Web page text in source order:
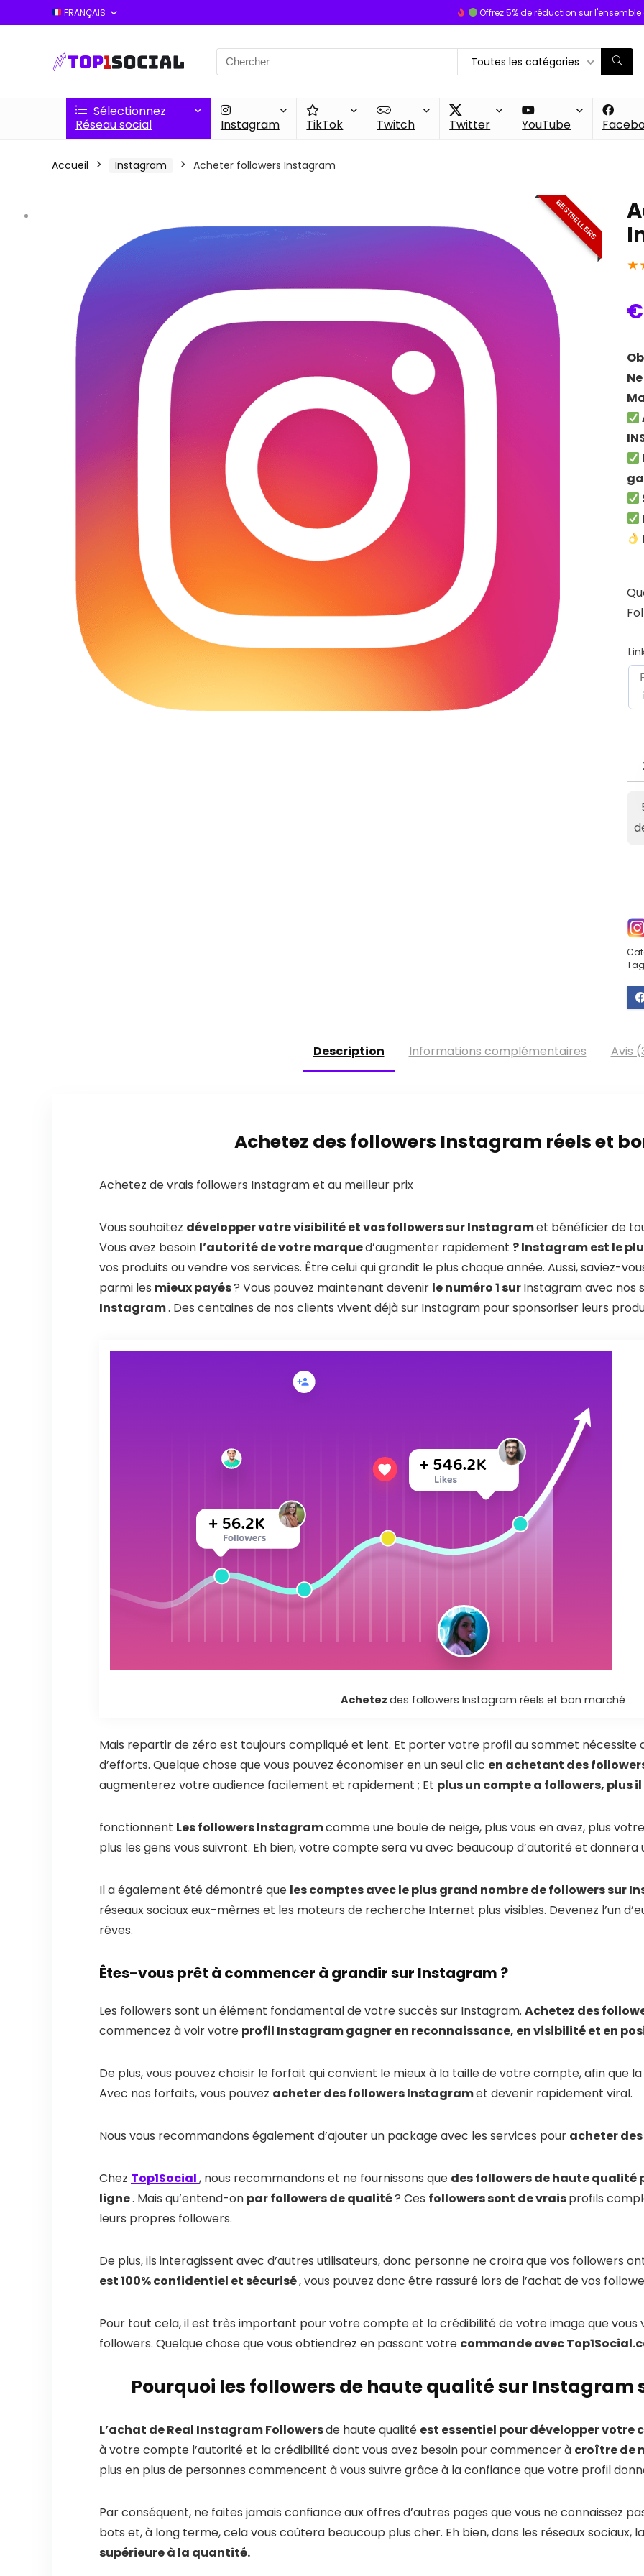
FRANÇAIS Offrez 5% de réduction sur
Search
for:
Toutes les catégories
Sélectionnez
Réseau social
Instagram TikTok Twitch Twitter YouTube
Accueil Instagram Acheter followers Instagram
BESTSELLERS
★
€
Description Informations complémentaires Avis
Achetez des followers Instagram réels et
Achetez de vrais followers Instagram et au meilleur prix
Vous souhaitez développer votre visibilité et vos followers sur Instagramet bénéficier de
Vous avez besoin l’autorité de votre marqued’augmenter rapidement ? Instagram est le
vos produits ou vendre vos services. Être celui qui grandit le plus chaque année. Aussi, saviez-
parmi les mieux payés? Vous pouvez maintenant devenir le numéro 1 surInstagramavec nos
Instagram. Des centaines de nos clients vivent déjà sur Instagram pour sponsoriser leurs
Achetez des followers Instagram réels et bon marché
Mais repartir de zéro est toujours compliqué et lent. Et porter votre profil au sommet nécessite
d’efforts. Quelque chose que vous pouvez économiser en un seul clic en achetant des
augmenterez votre audience facilement et rapidement ; Et plus un compte a followers, plus
fonctionnent Les followers Instagramcomme une boule de neige, plus vous en avez, plus
plus les gens vous suivront. Eh bien, votre compte sera vu avec beaucoup d’autorité et
Il a également été démontré que les comptes avec le plus grand nombre de followers sur
réseaux sociaux eux-mêmes et les moteurs de recherche Internet plus visibles. Devenez l’un
rêves.
Êtes-vous prêt à commencer à grandir sur Instagram ?
Les followers sont un élément fondamental de votre succès sur Instagram. Achetez des
commencez à voir votre profil Instagram gagner en reconnaissance, en visibilité et en
De plus, vous pouvez choisir le forfait qui convient le mieux à la taille de votre compte, afin que
Avec nos forfaits, vous pouvez acheter des followers Instagramet devenir rapidement viral.
Nous vous recommandons également d’ajouter un package avec les services pour acheter
Chez Top1Social, nous recommandons et ne fournissons que des followers de haute qualité
ligne. Mais qu’entend-on par followers de qualité? Ces followers sont de vraisprofils
leurs propres followers.
De plus, ils interagissent avec d’autres utilisateurs, donc personne ne croira que vos followers
est 100% confidentiel et sécurisé, vous pouvez donc être rassuré lors de l’achat de vos
Pour tout cela, il est très important pour votre compte et la crédibilité de votre image que vous
followers. Quelque chose que vous obtiendrez en passant votre commande avec
Pourquoi les followers de haute qualité sur
L’achat de Real Instagram Followersde haute qualité est essentiel pour développer
à votre compte l’autorité et la crédibilité dont vous avez besoin pour commencer à croître de
plus en plus de personnes commencent à vous suivre grâce à la confiance que votre profil
Par conséquent, ne faites jamais confiance aux offres d’autres pages que vous ne connaissez
bots et, à long terme, cela vous coûtera beaucoup plus cher. Eh bien, dans les réseaux sociaux,
supérieure à la quantité.